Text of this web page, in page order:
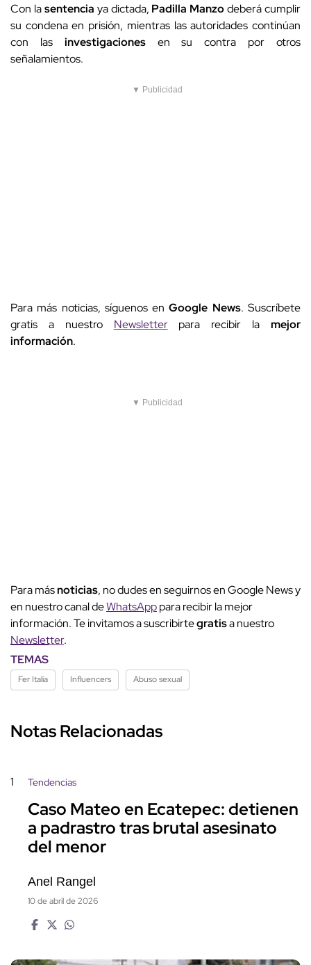
Con lasentencia ya dictada, Padilla Manzodeberá cumplir
su condena en prisión, mientras las autoridades continúan
con las investigacionesen su contra por otros
señalamientos.
▼ Publicidad
Para más noticias, síguenos enGoogle News. Suscríbete
gratis a nuestro Newsletterpara recibir lamejor
información.
▼ Publicidad
Para másnoticias, no dudes en seguirnos en Google News y
en nuestro canal deWhatsApppara recibir la mejor
información. Te invitamos a suscribirtegratisa nuestro
Newsletter.
TEMAS
Fer Italia Influencers Abuso sexual
Notas Relacionadas
1 Tendencias
Caso Mateo en Ecatepec: detienen
a padrastro tras brutal asesinato
del menor
Anel Rangel
10 de abril de 2026